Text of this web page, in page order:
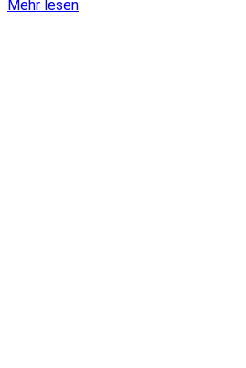
Mehr lesen